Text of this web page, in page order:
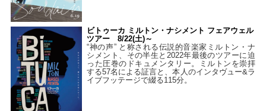
ビトゥーカ ミルトン・ナシメント フェアウェル
ツアー 8/22(土)～
“神の声” と称される伝説的音楽家ミルトン・ナ
シメント、その半生と2022年最後のツアーに迫
った圧巻のドキュメンタリー。ミルトンを崇拝
する57名による証言と、本人のインタヴュー&ラ
イブフッテージで綴る115分。